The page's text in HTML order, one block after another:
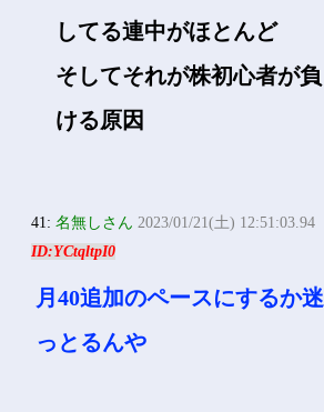
してる連中がほとんど
そしてそれが株初心者が負
ける原因
41:名無しさん 2023/01/21(土) 12:51:03.94
ID:YCtqltpI0
月40追加のペースにするか迷
っとるんや